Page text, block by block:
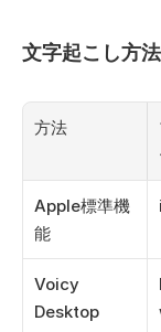
文字起こし方
方法
Apple標準機
能
Voicy
Desktop